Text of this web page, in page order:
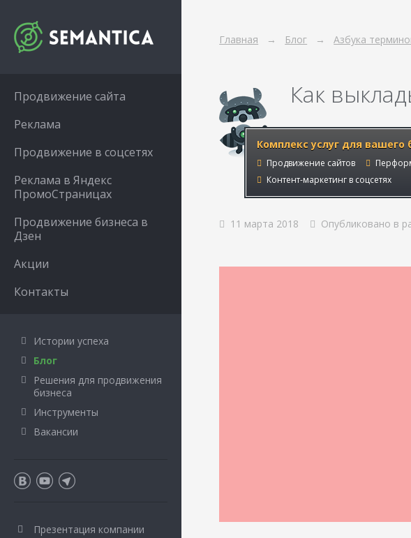
Главная Блог Азбука
Как
Комплекс услуг для вашего
Продвижение сайтов
Контент-маркетинг в соцсетях
11 марта 2018 Опубликовано в
Продвижение сайта
Реклама
Продвижение в соцсетях
Реклама в Яндекс
ПромоСтраницах
Продвижение бизнеса в
Дзен
Акции
Контакты
Истории успеха
Блог
Решения для продвижения
бизнеса
Инструменты
Вакансии
Презентация компании